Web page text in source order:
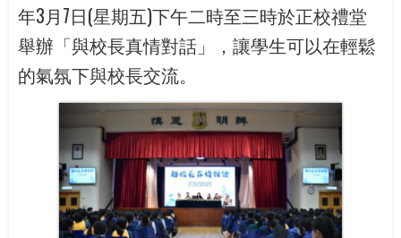
年3月7日(星期五)下午二時至三時於正校禮堂
舉辦「與校長真情對話」，讓學生可以在輕鬆
的氣氛下與校長交流。